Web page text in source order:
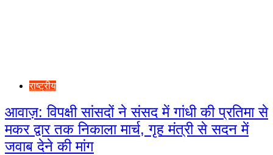
राष्ट्रीय
आवाज़: विपक्षी सांसदों ने संसद में गांधी की प्रतिमा से
मकर द्वार तक निकाला मार्च, गृह मंत्री से सदन में
जवाब देने की मांग